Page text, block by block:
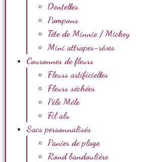
Dentelles
Pompons
Tête de Minnie / Mickey
Mini attrapes-rêves
Couronnes de fleurs
Fleurs artificielles
Fleurs séchées
Pèle Mêle
Fil alu
Sacs personnalisés
Panier de plage
Rond bandoulière